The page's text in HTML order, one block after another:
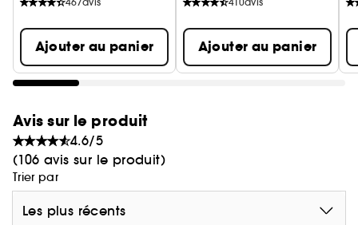
Ajouter au panier Ajouter au panier
Avis sur le produit
4.6/5
(106 avis sur le produit)
Trier par
Les plus récents